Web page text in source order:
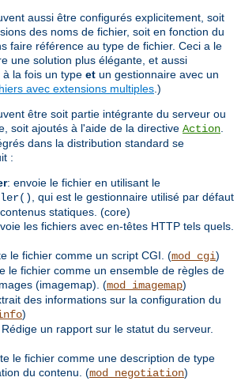
aussi être configurés explicitement, soit
des noms de fichier, soit en fonction du
faire référence au type de fichier. Ceci a le
une solution plus élégante, et aussi
la fois un type et un gestionnaire avec un
avec extensions multiples .)
être soit partie intégrante du serveur ou
soit ajoutés à l'aide de la directive Action
dans la distribution standard se
:
: envoie le fichier en utilisant le
, qui est le gestionnaire utilisé par défaut
statiques. (core)
les fichiers avec en-têtes HTTP tels quels.
le fichier comme un script CGI. (mod_cgi)
le fichier comme un ensemble de règles de
(imagemap). (mod_imagemap)
des informations sur la configuration du
)
Rédige un rapport sur le statut du serveur.
le fichier comme une description de type
du contenu. (mod_negotiation)